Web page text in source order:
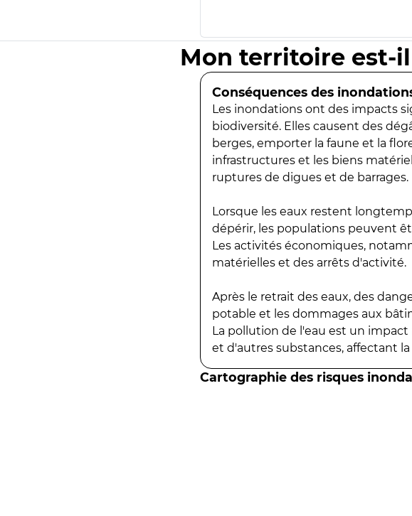
Mon territoire est-
Conséquences des
Les inondations ont des impacts
biodiversité. Elles causent des
berges, emporter la faune et la
infrastructures et les biens
ruptures de digues et de barrages.
Lorsque les eaux restent
dépérir, les populations peuvent
Les activités économiques,
matérielles et des arrêts d'activité.
Après le retrait des eaux, des
potable et les dommages aux
La pollution de l'eau est un
et d'autres substances, affectant
Cartographie des risques